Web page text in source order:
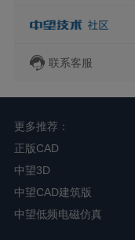
联系客服
更多推荐：
正版CAD
中望3D
中望CAD建筑版
中望低频电磁仿真